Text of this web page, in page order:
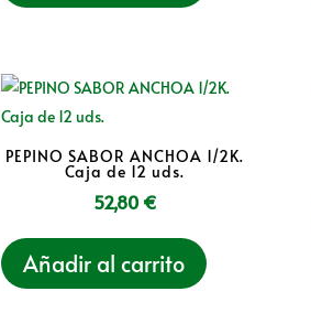
PEPINO SABOR ANCHOA 1/2K.
Caja de 12 uds.
52,80 €
Añadir al carrito